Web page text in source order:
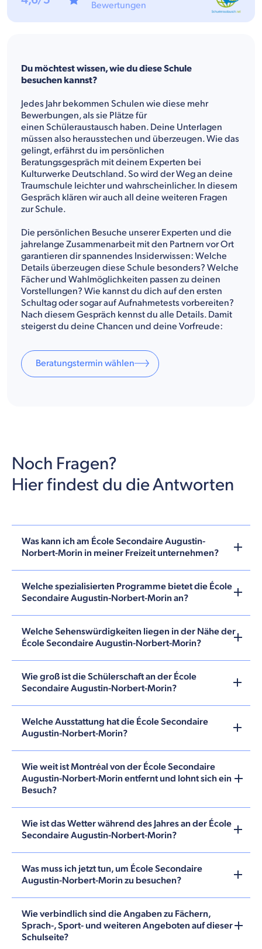
Du möchtest wissen, wie du diese Schule
besuchen kannst?
Jedes Jahr bekommen Schulen wie diese mehr
Bewerbungen, als sie Plätze für
einen Schüleraustausch haben. Deine Unterlagen
müssen also herausstechen und überzeugen. Wie das
gelingt, erfährst du im persönlichen
Beratungsgespräch mit deinem Experten bei
Kulturwerke Deutschland. So wird der Weg an deine
Traumschule leichter und wahrscheinlicher. In diesem
Gespräch klären wir auch all deine weiteren Fragen
zur Schule.
Die persönlichen Besuche unserer Experten und die
jahrelange Zusammenarbeit mit den Partnern vor Ort
garantieren dir spannendes Insiderwissen: Welche
Details überzeugen diese Schule besonders? Welche
Fächer und Wahlmöglichkeiten passen zu deinen
Vorstellungen? Wie kannst du dich auf den ersten
Schultag oder sogar auf Aufnahmetests vorbereiten?
Nach diesem Gespräch kennst du alle Details. Damit
steigerst du deine Chancen und deine Vorfreude:
Beratungstermin wählen
Bewertungen
Noch Fragen?
Hier findest du die Antworten
Was kann ich am École Secondaire Augustin-
Norbert-Morin in meiner Freizeit unternehmen?
Welche spezialisierten Programme bietet die École
Secondaire Augustin-Norbert-Morin an?
Welche Sehenswürdigkeiten liegen in der Nähe der
École Secondaire Augustin-Norbert-Morin?
Wie groß ist die Schülerschaft an der École
Secondaire Augustin-Norbert-Morin?
Welche Ausstattung hat die École Secondaire
Augustin-Norbert-Morin?
Wie weit ist Montréal von der École Secondaire
Augustin-Norbert-Morin entfernt und lohnt sich ein
Besuch?
Wie ist das Wetter während des Jahres an der École
Secondaire Augustin-Norbert-Morin?
Was muss ich jetzt tun, um École Secondaire
Augustin-Norbert-Morin zu besuchen?
Wie verbindlich sind die Angaben zu Fächern,
Sprach-, Sport- und weiteren Angeboten auf dieser
Schulseite?